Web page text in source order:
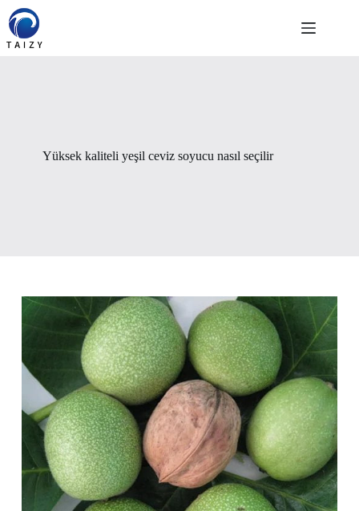
Skip
content
Yüksek kaliteli yeşil ceviz soyucu nasıl seçilir